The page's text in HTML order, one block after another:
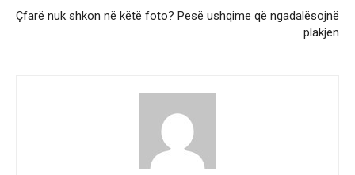
Çfarë nuk shkon në këtë foto? Pesë ushqime që ngadalësojnë
plakjen